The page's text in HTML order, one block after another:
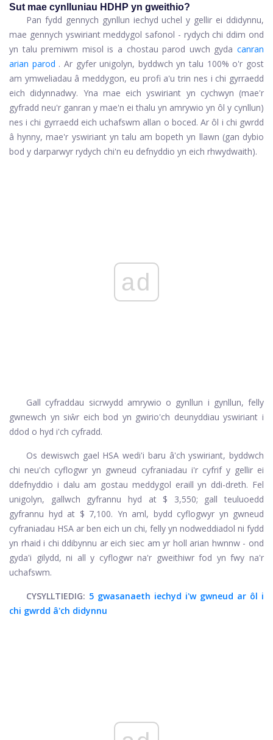
Sut mae cynlluniau HDHP yn gweithio?
Pan fydd gennych gynllun iechyd uchel y gellir ei ddidynnu,
mae gennych yswiriant meddygol safonol - rydych chi ddim ond
yn talu premiwm misol is a chostau parod uwch gyda canran
arian parod . Ar gyfer unigolyn, byddwch yn talu 100% o'r gost
am ymweliadau â meddygon, eu profi a'u trin nes i chi gyrraedd
eich didynnadwy. Yna mae eich yswiriant yn cychwyn (mae'r
gyfradd neu'r ganran y mae'n ei thalu yn amrywio yn ôl y cynllun)
nes i chi gyrraedd eich uchafswm allan o boced. Ar ôl i chi gwrdd
â hynny, mae'r yswiriant yn talu am bopeth yn llawn (gan dybio
bod y darparwyr rydych chi'n eu defnyddio yn eich rhwydwaith).
ad
Gall cyfraddau sicrwydd amrywio o gynllun i gynllun, felly
gwnewch yn siŵr eich bod yn gwirio'ch deunyddiau yswiriant i
ddod o hyd i'ch cyfradd.
Os dewiswch gael HSA wedi'i baru â'ch yswiriant, byddwch
chi neu'ch cyflogwr yn gwneud cyfraniadau i'r cyfrif y gellir ei
ddefnyddio i dalu am gostau meddygol eraill yn ddi-dreth. Fel
unigolyn, gallwch gyfrannu hyd at $ 3,550; gall teuluoedd
gyfrannu hyd at $ 7,100. Yn aml, bydd cyflogwyr yn gwneud
cyfraniadau HSA ar ben eich un chi, felly yn nodweddiadol ni fydd
yn rhaid i chi ddibynnu ar eich siec am yr holl arian hwnnw - ond
gyda'i gilydd, ni all y cyflogwr na'r gweithiwr fod yn fwy na'r
uchafswm.
CYSYLLTIEDIG: 5 gwasanaeth iechyd i'w gwneud ar ôl i
chi gwrdd â'ch didynnu